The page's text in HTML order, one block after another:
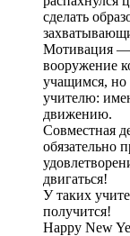
сделать
Мотивация —
вооружение
учащимся, но
учителю:
движению.
Совместная
обязательно
двигаться!
У таких
получится!
Happy New